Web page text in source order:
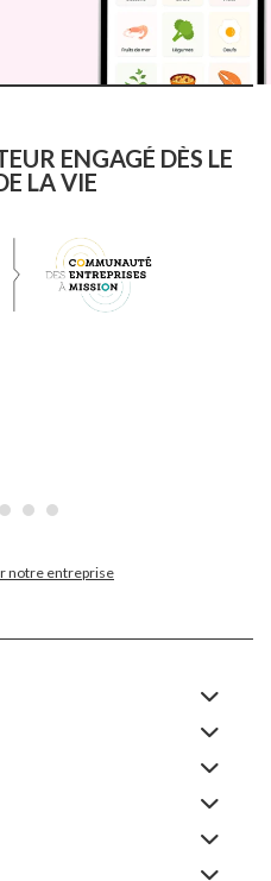
ENGAGÉ DÈS LE
LA VIE
notre entreprise